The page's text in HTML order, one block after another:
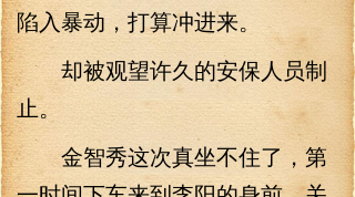
陷入暴动，打算冲进来。
却被观望许久的安保人员制
止。
金智秀这次真坐不住了，第